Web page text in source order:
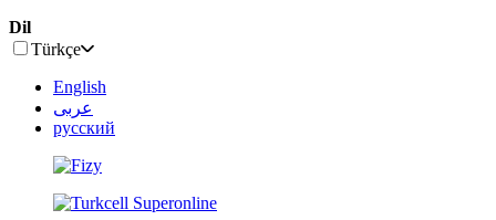
Dil
Türkçe
English
عربى
русский